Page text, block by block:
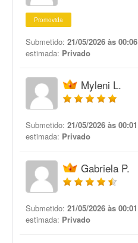
Promovida
Submetido: 21/05/2026 às 00:06
estimada: Privado
Myleni L.
Submetido: 21/05/2026 às 00:01
estimada: Privado
Gabriela P.
Submetido: 21/05/2026 às 00:01
estimada: Privado